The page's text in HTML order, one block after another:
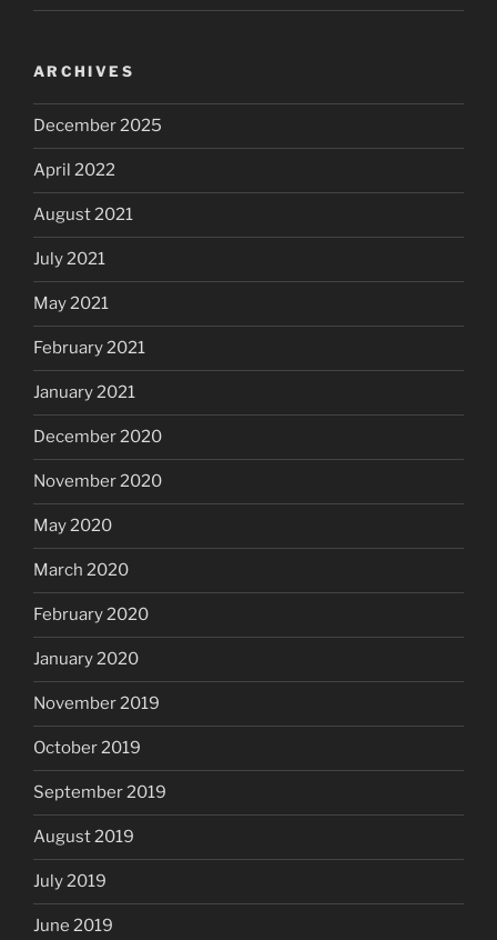
ARCHIVES
December 2025
April 2022
August 2021
July 2021
May 2021
February 2021
January 2021
December 2020
November 2020
May 2020
March 2020
February 2020
January 2020
November 2019
October 2019
September 2019
August 2019
July 2019
June 2019